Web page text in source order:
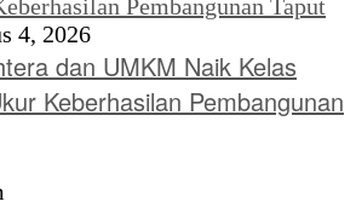
4, 2026
dan UMKM Naik Kelas
Keberhasilan Pembangunan